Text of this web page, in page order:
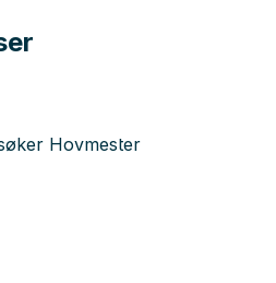
Hovmester